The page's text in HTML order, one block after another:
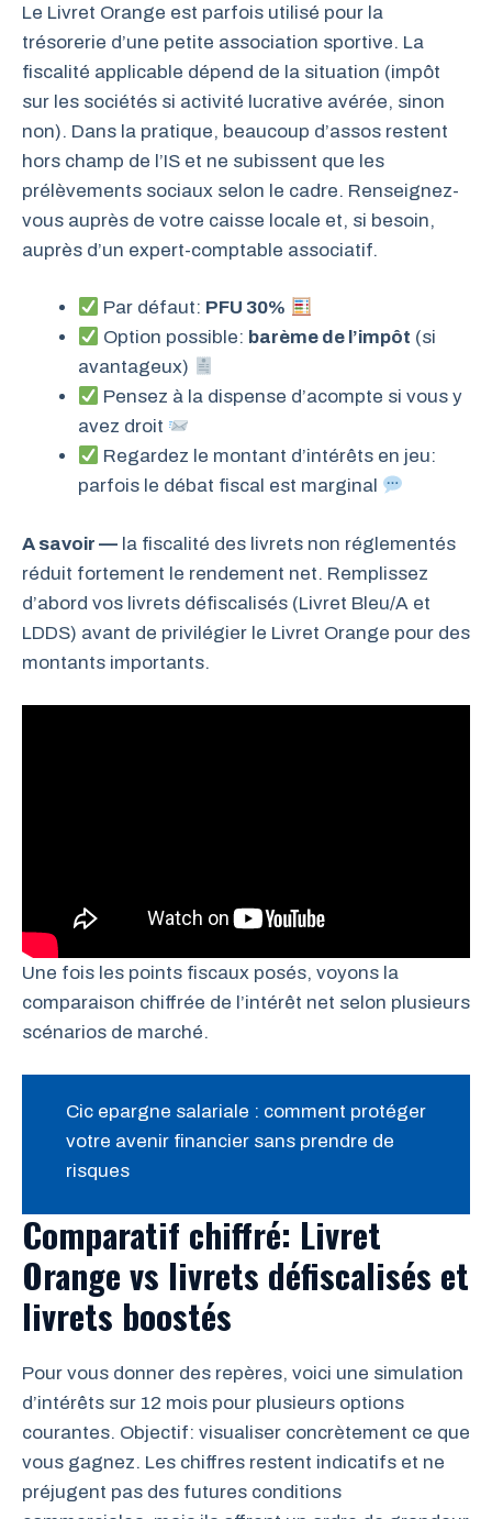
Le Livret Orange est parfois utilisé pour la
trésorerie d’une petite association sportive. La
fiscalité applicable dépend de la situation (impôt
sur les sociétés si activité lucrative avérée, sinon
non). Dans la pratique, beaucoup d’assos restent
hors champ de l’IS et ne subissent que les
prélèvements sociaux selon le cadre. Renseignez-
vous auprès de votre caisse locale et, si besoin,
auprès d’un expert-comptable associatif.
Par défaut: PFU 30%
Option possible: barème de l’impôt (si
avantageux)
Pensez à la dispense d’acompte si vous y
avez droit
Regardez le montant d’intérêts en jeu:
parfois le débat fiscal est marginal
A savoir — la fiscalité des livrets non réglementés
réduit fortement le rendement net. Remplissez
d’abord vos livrets défiscalisés (Livret Bleu/A et
LDDS) avant de privilégier le Livret Orange pour des
montants importants.
Une fois les points fiscaux posés, voyons la
comparaison chiffrée de l’intérêt net selon plusieurs
scénarios de marché.
Cic epargne salariale : comment protéger
votre avenir financier sans prendre de
risques
Comparatif chiffré: Livret
Orange vs livrets défiscalisés et
livrets boostés
Pour vous donner des repères, voici une simulation
d’intérêts sur 12 mois pour plusieurs options
courantes. Objectif: visualiser concrètement ce que
vous gagnez. Les chiffres restent indicatifs et ne
préjugent pas des futures conditions